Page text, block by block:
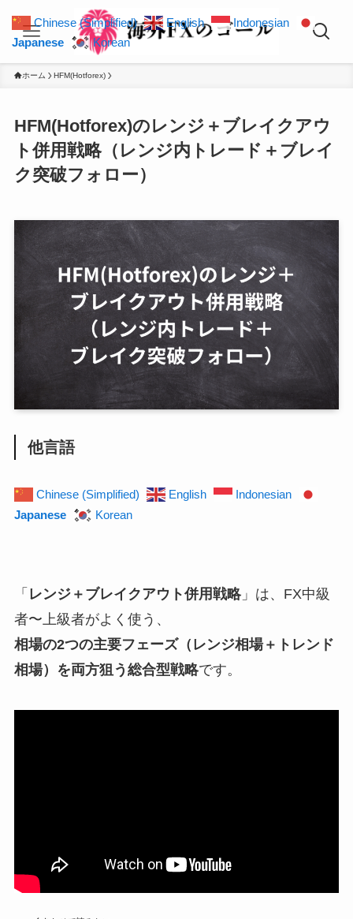
ホーム HFM(Hotforex)
HFM(Hotforex)のレンジ＋ブレイクアウ
ト併用戦略（レンジ内トレード＋ブレイ
ク突破フォロー）
他言語
Chinese (Simplified) English
Indonesian
Japanese
Korean
「 レンジ＋ブレイクアウト併用戦略」は、FX中級
者〜上級者がよく使う、
相場の2つの主要フェーズ（レンジ相場＋トレンド
相場）を両方狙う総合型戦略です。
Chinese (Simplified) English
Indonesian
Japanese
Korean